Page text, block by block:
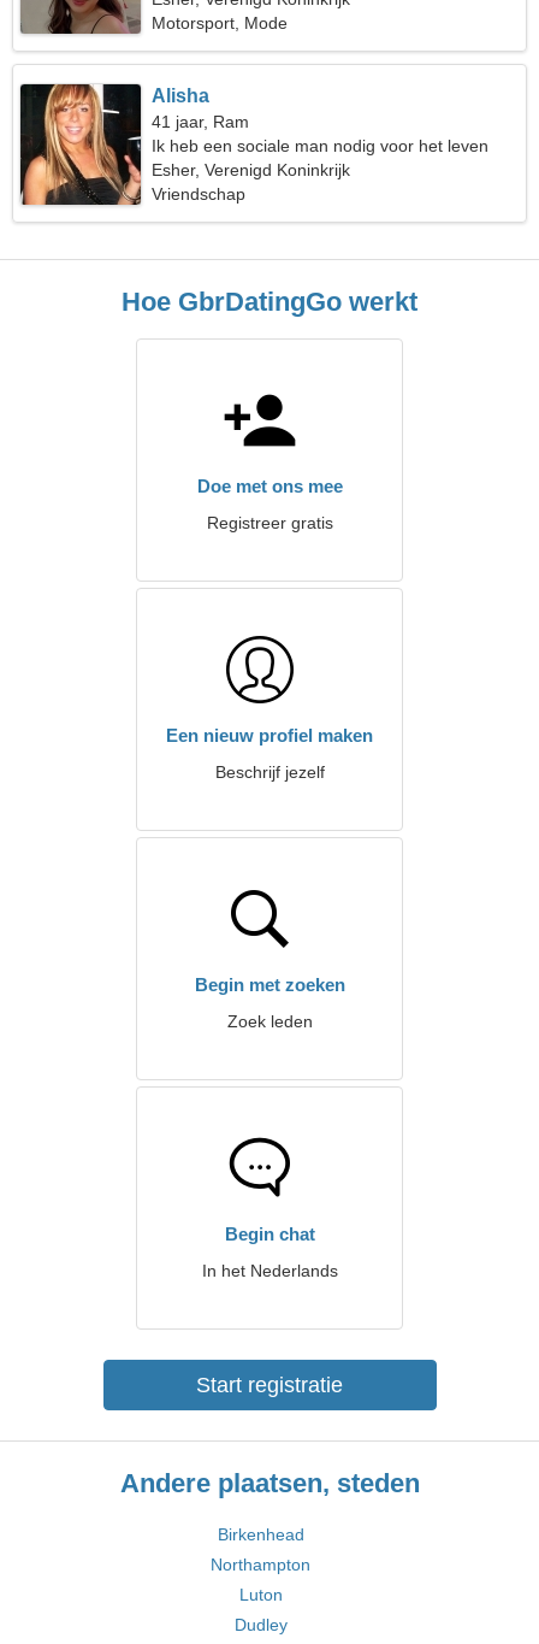
Motorsport, Mode
Alisha
41 jaar, Ram
Ik heb een sociale man nodig voor het leven
Esher, Verenigd Koninkrijk
Vriendschap
Hoe GbrDatingGo werkt
Doe met ons mee
Registreer gratis
Een nieuw profiel maken
Beschrijf jezelf
Begin met zoeken
Zoek leden
Begin chat
In het Nederlands
Start registratie
Andere plaatsen, steden
Birkenhead
Northampton
Luton
Dudley